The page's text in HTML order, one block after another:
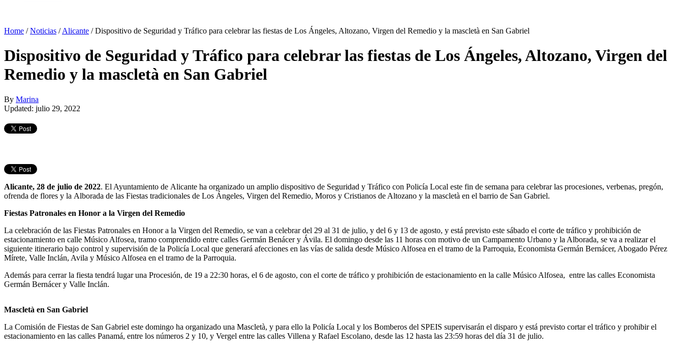
Home /Noticias /Alicante /Dispositivo de Seguridad y Tráfico para celebrar las fiestas de Los Ángeles, Altozano, Virgen del Remedio y la mascletà en San Gabriel
Dispositivo de Seguridad y Tráfico para celebrar las fiestas de Los Ángeles, Altozano, Virgen del
Remedio y la mascletà en San Gabriel
By Marina
Updated: julio 29, 2022
Alicante, 28 de julio de 2022. El Ayuntamiento de Alicante ha organizado un amplio dispositivo de Seguridad y Tráfico con Policía Local este fin de semana para celebrar las procesiones, verbenas, pregón,
ofrenda de flores y la Alborada de las Fiestas tradicionales de Los Ángeles, Virgen del Remedio, Moros y Cristianos de Altozano y la mascletà en el barrio de San Gabriel.
Fiestas Patronales en Honor a la Virgen del Remedio
La celebración de las Fiestas Patronales en Honor a la Virgen del Remedio, se van a celebrar del 29 al 31 de julio, y del 6 y 13 de agosto, y está previsto este sábado el corte de tráfico y prohibición de
estacionamiento en calle Músico Alfosea, tramo comprendido entre calles Germán Benácer y Ávila. El domingo desde las 11 horas con motivo de un Campamento Urbano y la Alborada, se va a realizar el
siguiente itinerario bajo control y supervisión de la Policía Local que generará afecciones en las vías de salida desde Músico Alfosea en el tramo de la Parroquia, Economista Germán Bernácer, Abogado Pérez
Mírete, Valle Inclán, Avila y Músico Alfosea en el tramo de la Parroquia.
Además para cerrar la fiesta tendrá lugar una Procesión, de 19 a 22:30 horas, el 6 de agosto, con el corte de tráfico y prohibición de estacionamiento en la calle Músico Alfosea, entre las calles Economista
Germán Bernácer y Valle Inclán.
Mascletà en San Gabriel
La Comisión de Fiestas de San Gabriel este domingo ha organizado una Mascletà, y para ello la Policía Local y los Bomberos del SPEIS supervisarán el disparo y está previsto cortar el tráfico y prohibir el
estacionamiento en las calles Panamá, entre los números 2 y 10, y Vergel entre las calles Villena y Rafael Escolano, desde las 12 hasta las 23:59 horas del día 31 de julio.